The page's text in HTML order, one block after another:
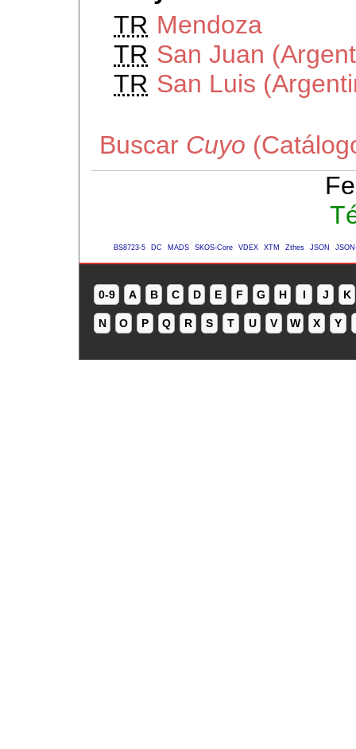
TR Mendoza
TR San Juan
TR San Luis
Buscar Cuyo
BS8723-5 DC MADS SKOS-Core VDEX XTM Zthes JSON
0-9 A B C D E F G H I J K
N O P Q R S T U V W X Y